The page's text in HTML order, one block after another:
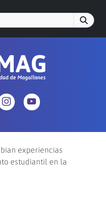
experiencias
estudiantil en la